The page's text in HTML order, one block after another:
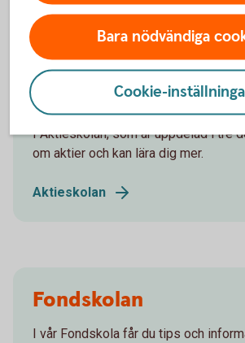
Aktieskolan
I Aktieskolan, som är uppdelad i tre
om aktier och kan lära dig mer.
Aktieskolan
Fondskolan
I vår Fondskola får du tips och
Bara nödvändiga
Cookie-